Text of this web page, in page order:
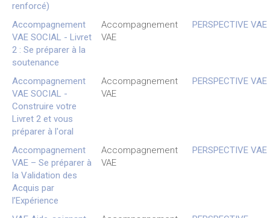
renforcé)
Accompagnement
VAE SOCIAL - Livret
2 : Se préparer à la
soutenance
Accompagnement
VAE
PERSPECTIVE VAE
Accompagnement
VAE SOCIAL -
Construire votre
Livret 2 et vous
préparer à l'oral
Accompagnement
VAE
PERSPECTIVE VAE
Accompagnement
VAE – Se préparer à
la Validation des
Acquis par
l’Expérience
Accompagnement
VAE
PERSPECTIVE VAE